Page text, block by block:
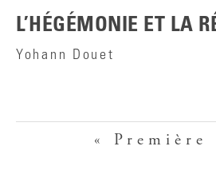
L’HÉGÉMONIE ET LA
Yohann Douet
« Première